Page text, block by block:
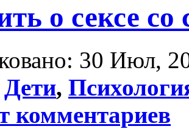
о сексе
30 Июл,
Дети,
комментариев